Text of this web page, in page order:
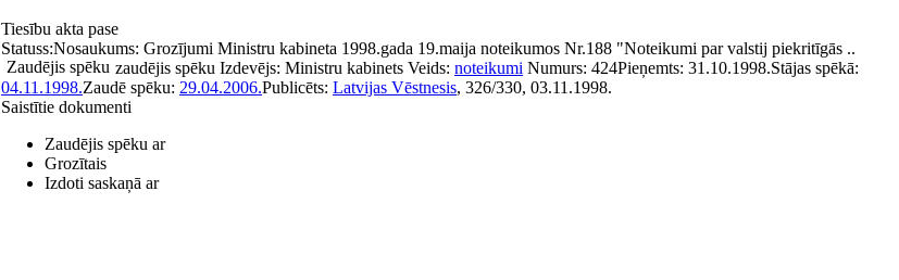
Tiesību akta pase
Nosaukums: Grozījumi Ministru kabineta 1998.gada 19.maija noteikumos Nr.188 "Noteikumi par valstij piekritīgās ..
Statuss:
Zaudējis spēku zaudējis spēku Izdevējs: Ministru kabinets Veids: noteikumi Numurs: 424Pieņemts: 31.10.1998.Stājas spēkā:
04.11.1998.Zaudē spēku: 29.04.2006.Publicēts: Latvijas Vēstnesis, 326/330, 03.11.1998.
Saistītie dokumenti
Zaudējis spēku ar
Grozītais
Izdoti saskaņā ar